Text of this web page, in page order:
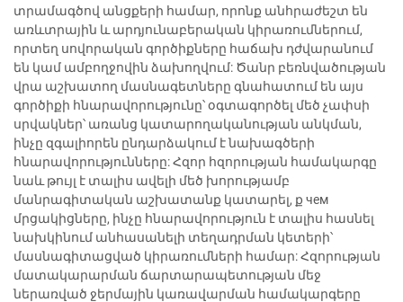
տրամագծով անցքերի համար, որոնք անհրաժեշտ են
առևտրային և արդյունաբերական կիրառումներում,
որտեղ սովորական գործիքները հաճախ դժվարանում
են կամ ամբողջովին ձախողվում: Ծանր բեռնվածության
վրա աշխատող մասնագետները գնահատում են այս
գործիքի հնարավորությունը՝ օգտագործել մեծ չափսի
սրվակներ՝ առանց կատարողականության անկման,
ինչը զգալիորեն ընդարձակում է նախագծերի
հնարավորությունները: Հզոր հզորության համակարգը
նաև թույլ է տալիս ավելի մեծ խորությամբ
մանրագիտական աշխատանք կատարել, ք чем
մրցակիցները, ինչը հնարավորություն է տալիս հասնել
նախկինում անհասանելի տեղադրման կետերի՝
մասնագիտացված կիրառումների համար: Հզորության
մատակարարման ճարտարապետության մեջ
ներառված ջերմային կառավարման համակարգերը